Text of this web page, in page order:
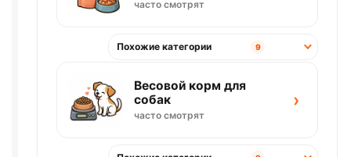
часто смотрят
Похожие категории 9
Весовой корм для
собак
часто смотрят
›